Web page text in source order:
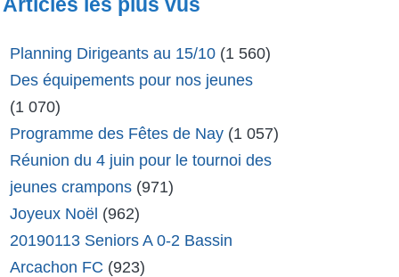
Planning Dirigeants au 15/10 (1 560)
Des équipements pour nos jeunes
(1 070)
Programme des Fêtes de Nay (1 057)
Réunion du 4 juin pour le tournoi des
jeunes crampons (971)
Joyeux Noël (962)
20190113 Seniors A 0-2 Bassin
Arcachon FC (923)